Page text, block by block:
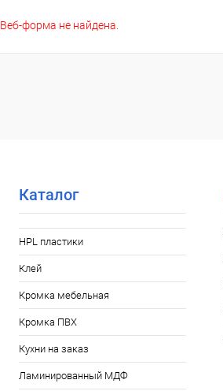
Веб-форма не найдена.
Каталог
HPL пластики
Клей
Кромка мебельная
Кромка ПВХ
Кухни на заказ
Ламинированный МДФ